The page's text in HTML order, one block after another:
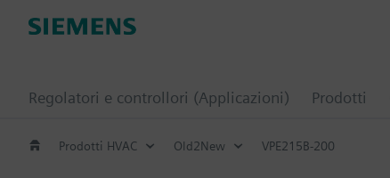
Regolatori e controllori (Applicazioni) Prodotti
Prodotti HVAC Old2New VPE215B-200